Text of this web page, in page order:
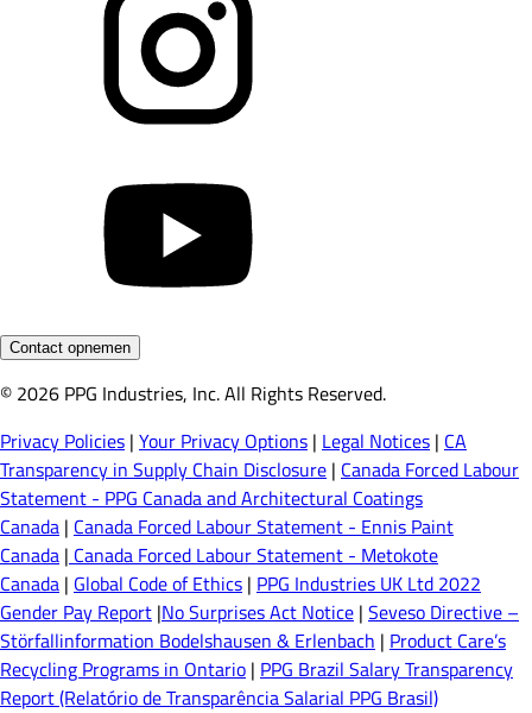
Contact opnemen
© 2026 PPG Industries, Inc. All Rights Reserved.
Privacy Policies | Your Privacy Options | Legal Notices | CA
Transparency in Supply Chain Disclosure | Canada Forced Labour
Statement - PPG Canada and Architectural Coatings
Canada | Canada Forced Labour Statement - Ennis Paint
Canada | Canada Forced Labour Statement - Metokote
Canada | Global Code of Ethics | PPG Industries UK Ltd 2022
Gender Pay Report |No Surprises Act Notice | Seveso Directive –
Störfallinformation Bodelshausen & Erlenbach | Product Care’s
Recycling Programs in Ontario | PPG Brazil Salary Transparency
Report (Relatório de Transparência Salarial PPG Brasil)